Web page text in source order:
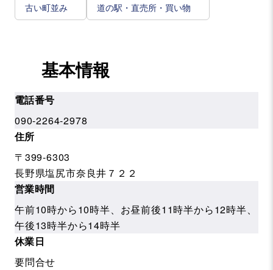
古い町並み 道の駅・直売所・買い物
基本情報
電話番号
090-2264-2978
住所
〒399-6303
長野県塩尻市奈良井７２２
営業時間
午前10時から10時半、お昼前後11時半から12時半、
午後13時半から14時半
休業日
要問合せ